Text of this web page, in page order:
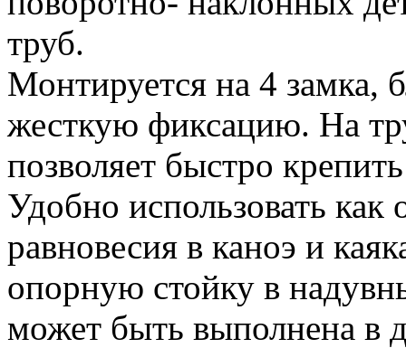
труб.
Монтируется на 4 замка,
жесткую фиксацию. На
позволяет быстро
Удобно использовать
равновесия в каноэ и
опорную стойку в
может быть выполнена в